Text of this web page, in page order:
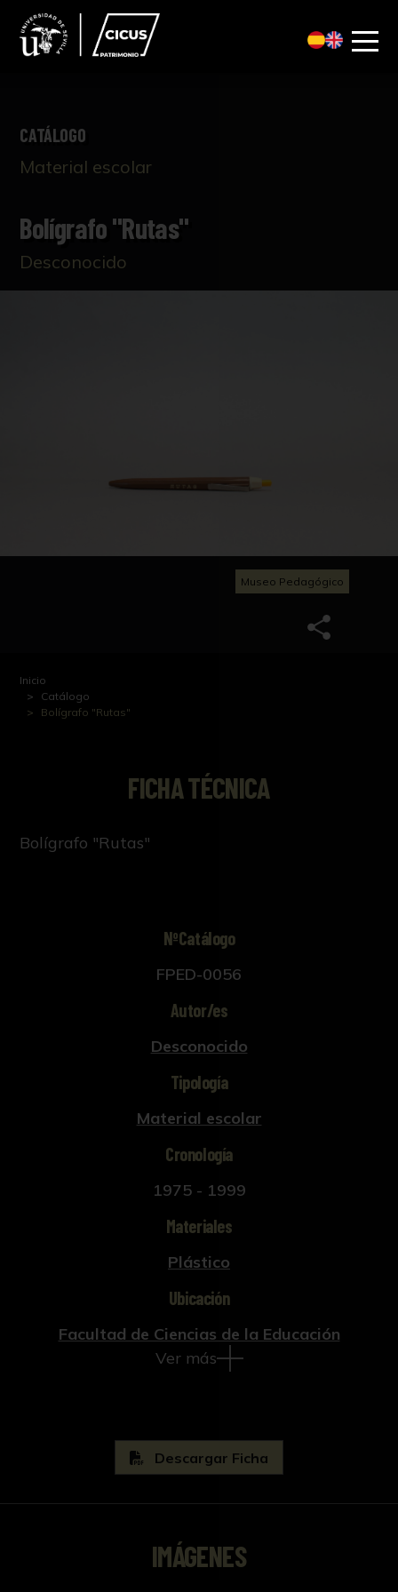
CATÁLOGO
Material escolar
Bolígrafo "Rutas"
Desconocido
Museo Pedagógico
Inicio
Catálogo
Bolígrafo "Rutas"
FICHA TÉCNICA
Bolígrafo "Rutas"
NºCatálogo
FPED-0056
Autor/es
Desconocido
Tipología
Material escolar
Cronología
1975 - 1999
Materiales
Plástico
Ubicación
Facultad de Ciencias de la Educación
Ver más
Descargar Ficha
IMÁGENES